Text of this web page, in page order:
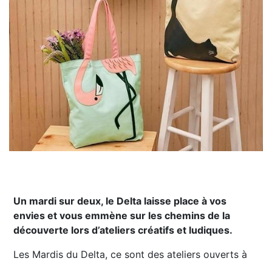
Un mardi sur deux, le Delta laisse place à vos
envies et vous emmène sur les chemins de la
découverte lors d’ateliers créatifs et ludiques.
Les Mardis du Delta, ce sont des ateliers ouverts à